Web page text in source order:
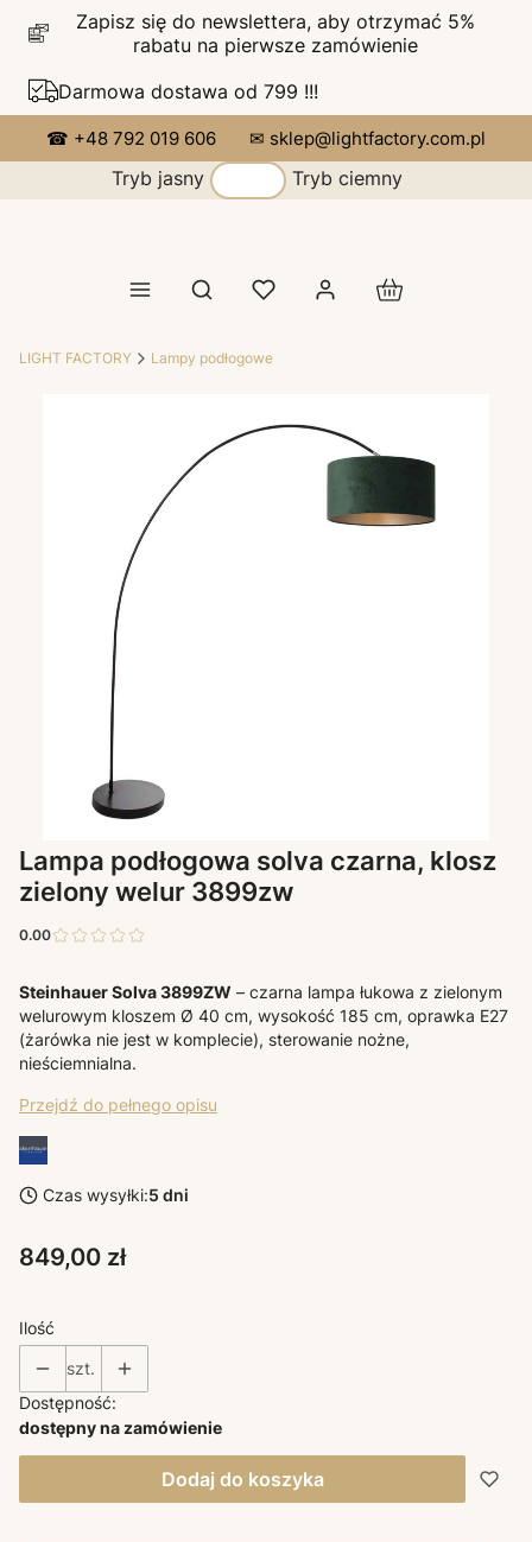
Zapisz się do newslettera, aby otrzymać 5%
rabatu na pierwsze zamówienie
Darmowa dostawa od 799 !!!
☎ +48 792 019 606 ✉ sklep@lightfactory.com.pl
Tryb jasny Tryb ciemny
Otwórz wyszukiwarkę Produkty w
LIGHT FACTORY Lampy podłogowe
Lampa podłogowa solva czarna, klosz
zielony welur 3899zw
0.00
Steinhauer Solva 3899ZW – czarna lampa łukowa z zielonym
welurowym kloszem Ø 40 cm, wysokość 185 cm, oprawka E27
(żarówka nie jest w komplecie), sterowanie nożne,
nieściemnialna.
Przejdź do pełnego opisu
Czas wysyłki:5 dni
Cena
849,00 zł
Ilość
szt.
Dostępność:
dostępny na zamówienie
Dodaj do koszyka